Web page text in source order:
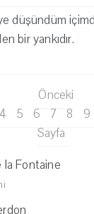
düşündüm
bir yankıdır.
Önceki
4 5 6 7 8 9
Sayfa
la Fontaine